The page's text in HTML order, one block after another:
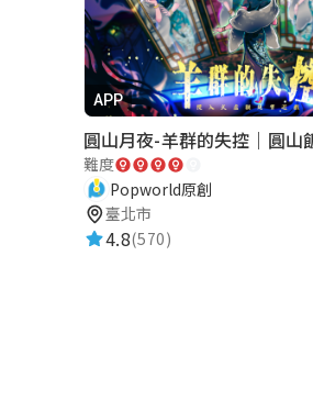
APP
難度
Popworld原創
臺北市
4.8(570)